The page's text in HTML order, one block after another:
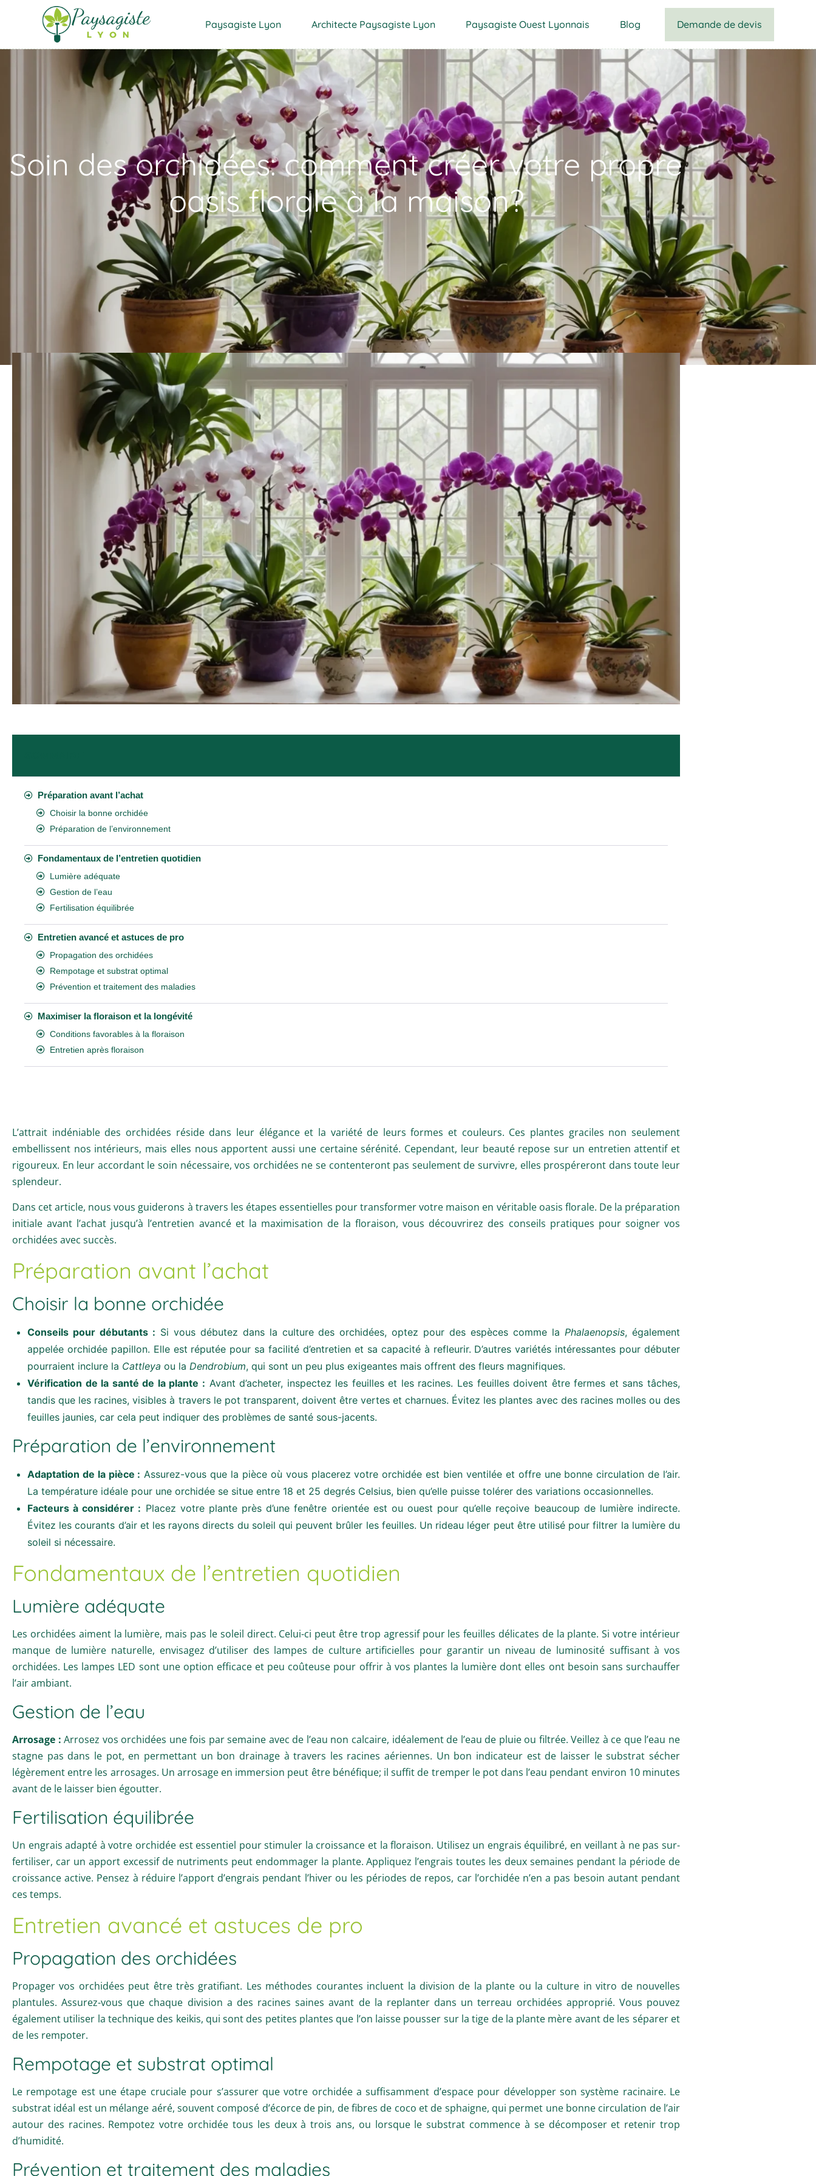
Paysagiste Lyon Architecte Paysagiste Lyon Paysagiste Ouest Lyonnais Blog Demande de devis
Soin des orchidées: comment créer votre propre
oasis florale à la maison?
Préparation avant l’achat
Choisir la bonne orchidée
Préparation de l’environnement
Fondamentaux de l’entretien quotidien
Lumière adéquate
Gestion de l’eau
Fertilisation équilibrée
Entretien avancé et astuces de pro
Propagation des orchidées
Rempotage et substrat optimal
Prévention et traitement des maladies
Maximiser la floraison et la longévité
Conditions favorables à la floraison
Entretien après floraison
L’attrait indéniable des orchidées réside dans leur élégance et la variété de leurs formes et couleurs. Ces plantes graciles non seulement
embellissent nos intérieurs, mais elles nous apportent aussi une certaine sérénité. Cependant, leur beauté repose sur un entretien attentif et
rigoureux. En leur accordant le soin nécessaire, vos orchidées ne se contenteront pas seulement de survivre, elles prospéreront dans toute leur
splendeur.
Dans cet article, nous vous guiderons à travers les étapes essentielles pour transformer votre maison en véritable oasis florale. De la préparation
initiale avant l’achat jusqu’à l’entretien avancé et la maximisation de la floraison, vous découvrirez des conseils pratiques pour soigner vos
orchidées avec succès.
Préparation avant l’achat
Choisir la bonne orchidée
Conseils pour débutants : Si vous débutez dans la culture des orchidées, optez pour des espèces comme la Phalaenopsis, également
appelée orchidée papillon. Elle est réputée pour sa facilité d’entretien et sa capacité à refleurir. D’autres variétés intéressantes pour débuter
pourraient inclure la Cattleya ou la Dendrobium, qui sont un peu plus exigeantes mais offrent des fleurs magnifiques.
Vérification de la santé de la plante : Avant d’acheter, inspectez les feuilles et les racines. Les feuilles doivent être fermes et sans tâches,
tandis que les racines, visibles à travers le pot transparent, doivent être vertes et charnues. Évitez les plantes avec des racines molles ou des
feuilles jaunies, car cela peut indiquer des problèmes de santé sous-jacents.
Préparation de l’environnement
Adaptation de la pièce : Assurez-vous que la pièce où vous placerez votre orchidée est bien ventilée et offre une bonne circulation de l’air.
La température idéale pour une orchidée se situe entre 18 et 25 degrés Celsius, bien qu’elle puisse tolérer des variations occasionnelles.
Facteurs à considérer : Placez votre plante près d’une fenêtre orientée est ou ouest pour qu’elle reçoive beaucoup de lumière indirecte.
Évitez les courants d’air et les rayons directs du soleil qui peuvent brûler les feuilles. Un rideau léger peut être utilisé pour filtrer la lumière du
soleil si nécessaire.
Fondamentaux de l’entretien quotidien
Lumière adéquate
Les orchidées aiment la lumière, mais pas le soleil direct. Celui-ci peut être trop agressif pour les feuilles délicates de la plante. Si votre intérieur
manque de lumière naturelle, envisagez d’utiliser des lampes de culture artificielles pour garantir un niveau de luminosité suffisant à vos
orchidées. Les lampes LED sont une option efficace et peu coûteuse pour offrir à vos plantes la lumière dont elles ont besoin sans surchauffer
l’air ambiant.
Gestion de l’eau
Arrosage : Arrosez vos orchidées une fois par semaine avec de l’eau non calcaire, idéalement de l’eau de pluie ou filtrée. Veillez à ce que l’eau ne
stagne pas dans le pot, en permettant un bon drainage à travers les racines aériennes. Un bon indicateur est de laisser le substrat sécher
légèrement entre les arrosages. Un arrosage en immersion peut être bénéfique; il suffit de tremper le pot dans l’eau pendant environ 10 minutes
avant de le laisser bien égoutter.
Fertilisation équilibrée
Un engrais adapté à votre orchidée est essentiel pour stimuler la croissance et la floraison. Utilisez un engrais équilibré, en veillant à ne pas sur-
fertiliser, car un apport excessif de nutriments peut endommager la plante. Appliquez l’engrais toutes les deux semaines pendant la période de
croissance active. Pensez à réduire l’apport d’engrais pendant l’hiver ou les périodes de repos, car l’orchidée n’en a pas besoin autant pendant
ces temps.
Entretien avancé et astuces de pro
Propagation des orchidées
Propager vos orchidées peut être très gratifiant. Les méthodes courantes incluent la division de la plante ou la culture in vitro de nouvelles
plantules. Assurez-vous que chaque division a des racines saines avant de la replanter dans un terreau orchidées approprié. Vous pouvez
également utiliser la technique des keikis, qui sont des petites plantes que l’on laisse pousser sur la tige de la plante mère avant de les séparer et
de les rempoter.
Rempotage et substrat optimal
Le rempotage est une étape cruciale pour s’assurer que votre orchidée a suffisamment d’espace pour développer son système racinaire. Le
substrat idéal est un mélange aéré, souvent composé d’écorce de pin, de fibres de coco et de sphaigne, qui permet une bonne circulation de l’air
autour des racines. Rempotez votre orchidée tous les deux à trois ans, ou lorsque le substrat commence à se décomposer et retenir trop
d’humidité.
Prévention et traitement des maladies